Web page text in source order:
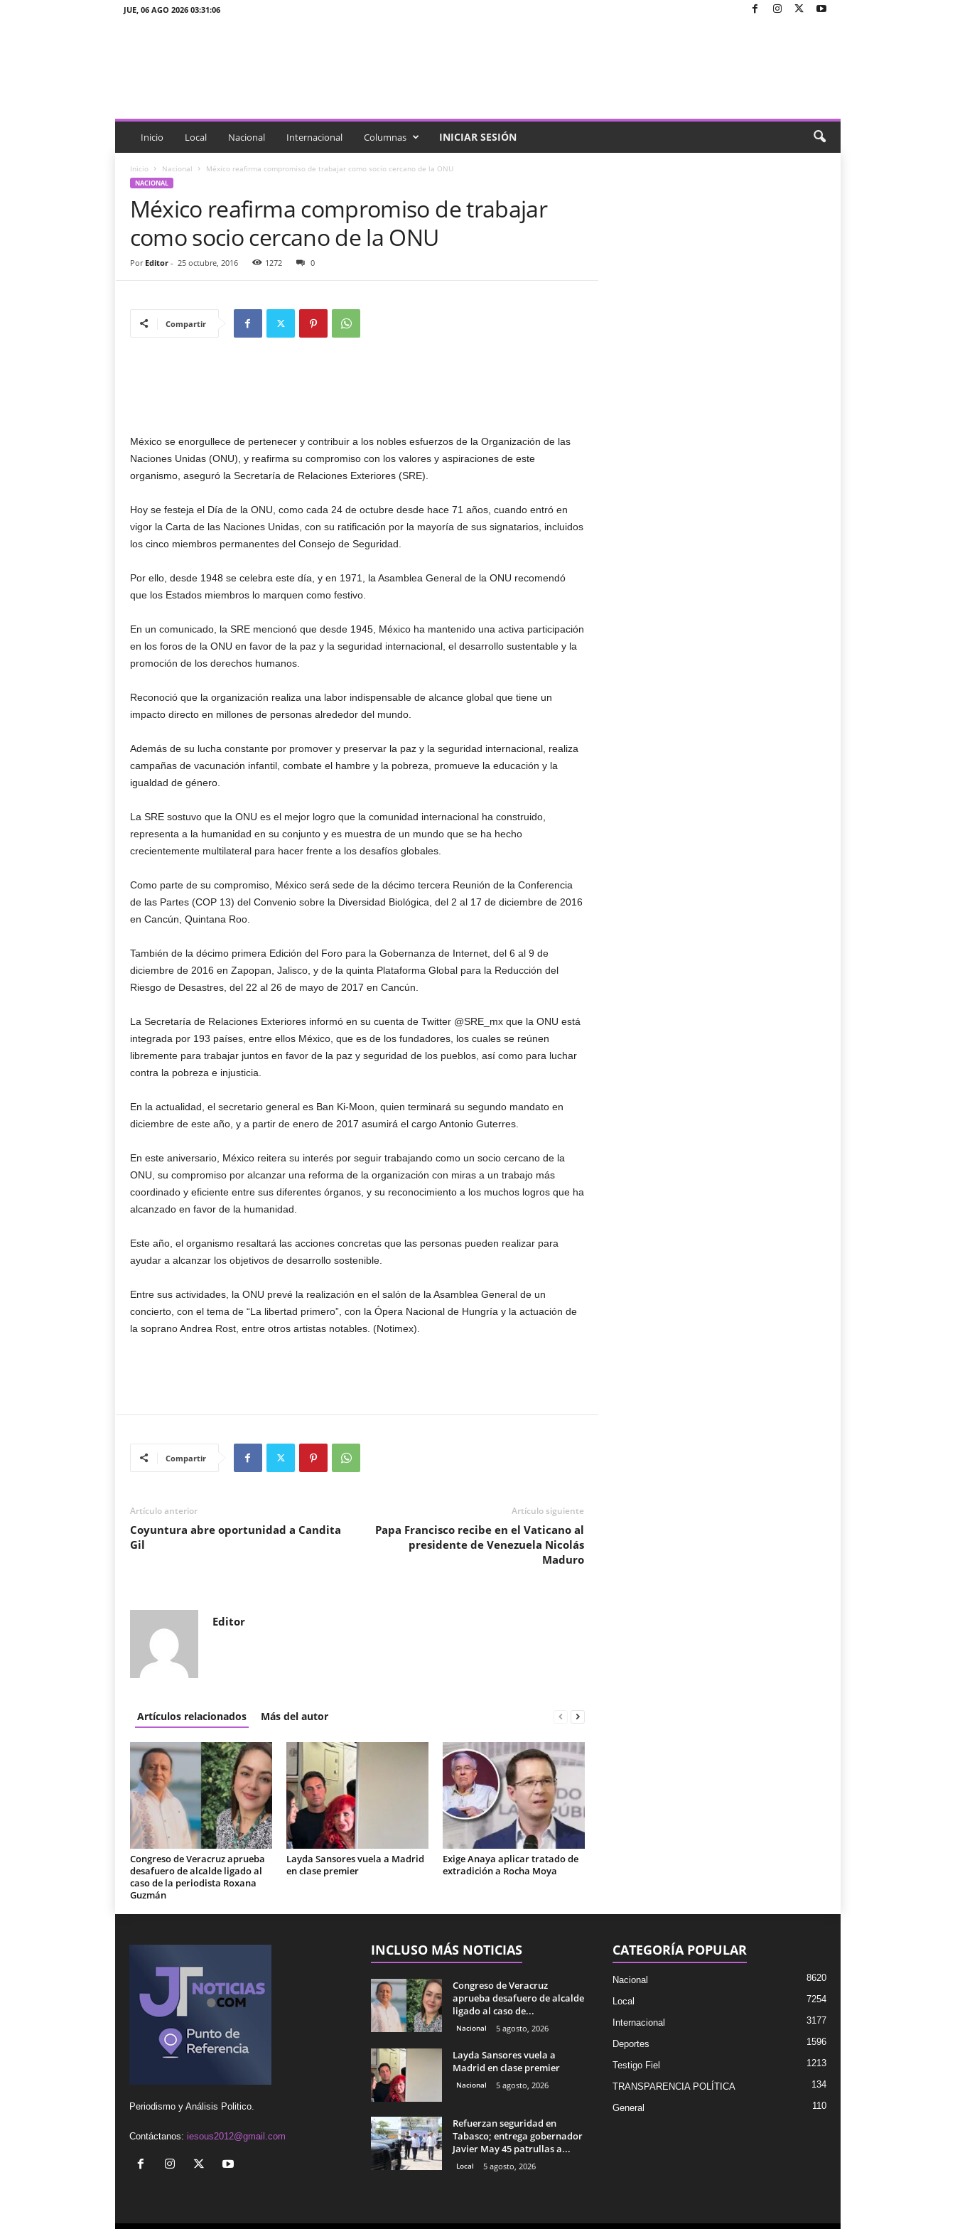
JUE, 06 AGO 2026 03:31:06
c
a
Inicio Local Nacional Internacional Columnas INICIAR SESIÓN
Inicio Nacional México reafirma compromiso de trabajar como socio cercano de la ONU
NACIONAL
México reafirma compromiso de trabajar
como socio cercano de la ONU
Por Editor- 25 octubre, 2016 1272 0
Compartir
México se enorgullece de pertenecer y contribuir a los nobles esfuerzos de la Organización de las
Naciones Unidas (ONU), y reafirma su compromiso con los valores y aspiraciones de este
organismo, aseguró la Secretaría de Relaciones Exteriores (SRE).
Hoy se festeja el Día de la ONU, como cada 24 de octubre desde hace 71 años, cuando entró en
vigor la Carta de las Naciones Unidas, con su ratificación por la mayoría de sus signatarios, incluidos
los cinco miembros permanentes del Consejo de Seguridad.
Por ello, desde 1948 se celebra este día, y en 1971, la Asamblea General de la ONU recomendó
que los Estados miembros lo marquen como festivo.
En un comunicado, la SRE mencionó que desde 1945, México ha mantenido una activa participación
en los foros de la ONU en favor de la paz y la seguridad internacional, el desarrollo sustentable y la
promoción de los derechos humanos.
Reconoció que la organización realiza una labor indispensable de alcance global que tiene un
impacto directo en millones de personas alrededor del mundo.
Además de su lucha constante por promover y preservar la paz y la seguridad internacional, realiza
campañas de vacunación infantil, combate el hambre y la pobreza, promueve la educación y la
igualdad de género.
La SRE sostuvo que la ONU es el mejor logro que la comunidad internacional ha construido,
representa a la humanidad en su conjunto y es muestra de un mundo que se ha hecho
crecientemente multilateral para hacer frente a los desafíos globales.
Como parte de su compromiso, México será sede de la décimo tercera Reunión de la Conferencia
de las Partes (COP 13) del Convenio sobre la Diversidad Biológica, del 2 al 17 de diciembre de 2016
en Cancún, Quintana Roo.
También de la décimo primera Edición del Foro para la Gobernanza de Internet, del 6 al 9 de
diciembre de 2016 en Zapopan, Jalisco, y de la quinta Plataforma Global para la Reducción del
Riesgo de Desastres, del 22 al 26 de mayo de 2017 en Cancún.
La Secretaría de Relaciones Exteriores informó en su cuenta de Twitter @SRE_mx que la ONU está
integrada por 193 países, entre ellos México, que es de los fundadores, los cuales se reúnen
libremente para trabajar juntos en favor de la paz y seguridad de los pueblos, así como para luchar
contra la pobreza e injusticia.
En la actualidad, el secretario general es Ban Ki-Moon, quien terminará su segundo mandato en
diciembre de este año, y a partir de enero de 2017 asumirá el cargo Antonio Guterres.
En este aniversario, México reitera su interés por seguir trabajando como un socio cercano de la
ONU, su compromiso por alcanzar una reforma de la organización con miras a un trabajo más
coordinado y eficiente entre sus diferentes órganos, y su reconocimiento a los muchos logros que ha
alcanzado en favor de la humanidad.
Este año, el organismo resaltará las acciones concretas que las personas pueden realizar para
ayudar a alcanzar los objetivos de desarrollo sostenible.
Entre sus actividades, la ONU prevé la realización en el salón de la Asamblea General de un
concierto, con el tema de “La libertad primero”, con la Ópera Nacional de Hungría y la actuación de
la soprano Andrea Rost, entre otros artistas notables. (Notimex).
Compartir
Artículo anterior
Coyuntura abre oportunidad a Candita
Gil
Artículo siguiente
Papa Francisco recibe en el Vaticano al
presidente de Venezuela Nicolás
Maduro
Editor
Artículos relacionados Más del autor
Congreso de Veracruz aprueba
desafuero de alcalde ligado al
caso de la periodista Roxana
Guzmán
Layda Sansores vuela a Madrid
en clase premier
Exige Anaya aplicar tratado de
extradición a Rocha Moya
Periodismo y Análisis Politico.
Contáctanos: iesous2012@gmail.com
INCLUSO MÁS NOTICIAS
Congreso de Veracruz
aprueba desafuero de alcalde
ligado al caso de...
Nacional 5 agosto, 2026
Layda Sansores vuela a
Madrid en clase premier
Nacional 5 agosto, 2026
Refuerzan seguridad en
Tabasco; entrega gobernador
Javier May 45 patrullas a...
Local 5 agosto, 2026
CATEGORÍA POPULAR
Nacional 8620
Local 7254
Internacional 3177
Deportes 1596
Testigo Fiel 1213
TRANSPARENCIA POLÍTICA 134
General 110